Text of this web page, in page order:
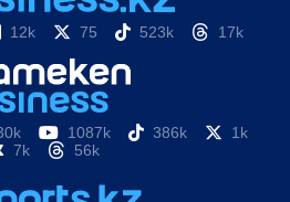
12k 75 523k 17k
1087k 386k
1k
7k
56k